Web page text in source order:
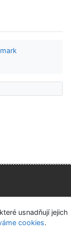
cookies
usnadňují jejich
cookies.